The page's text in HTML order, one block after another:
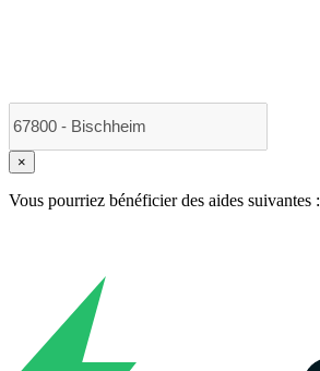
×
Vous pourriez bénéficier des aides suivantes :